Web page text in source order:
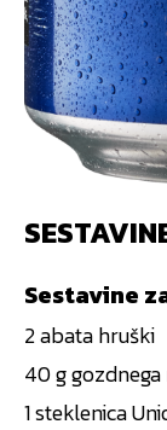
Sestavine
2 abata hruški
40 g
1 steklenica